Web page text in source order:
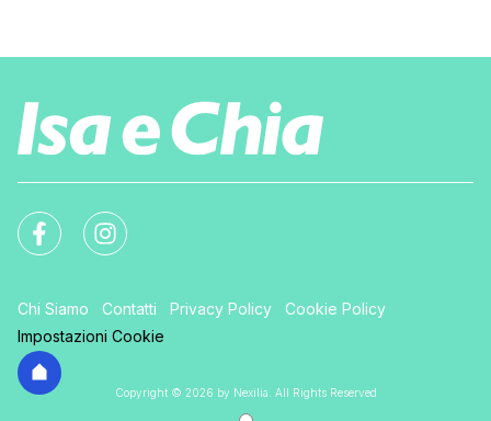
Chi Siamo Contatti Privacy Policy
Cookie Policy
Impostazioni Cookie
Copyright © 2026 by Nexilia. All Rights Reserved